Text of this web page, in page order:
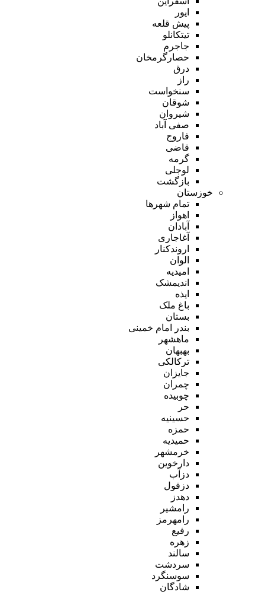
ایور
پیش قلعه
تیتکانلو
جاجرم
حصارگرمخان
درق
راز
سنخواست
شوقان
شیروان
صفی آباد
فاروج
قاضی
گرمه
لوجلی
بازگشت
خوزستان
تمام شهر‌ها
اهواز
آبادان
آغاجاری
اروندکنار
الوان
امیدیه
اندیمشک
ایذه
باغ ملک
بستان
بندر امام خمینی
ماهشهر
بهبهان
ترکالکی
جایزان
چمران
چوبیده
حر
حسینیه
حمزه
حمیدیه
خرمشهر
دارخوین
دزآب
دزفول
دهدز
رامشیر
رامهرمز
رفیع
زهره
سالند
سردشت
سوسنگرد
شادگان